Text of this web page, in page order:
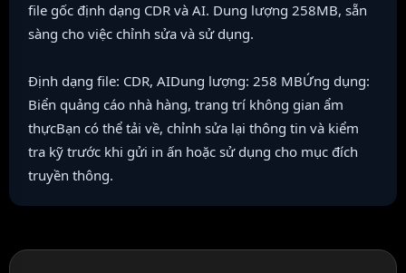
file gốc định dạng CDR và AI. Dung lượng 258MB, sẵn
sàng cho việc chỉnh sửa và sử dụng.
Định dạng file: CDR, AIDung lượng: 258 MBỨng dụng:
Biển quảng cáo nhà hàng, trang trí không gian ẩm
thựcBạn có thể tải về, chỉnh sửa lại thông tin và kiểm
tra kỹ trước khi gửi in ấn hoặc sử dụng cho mục đích
truyền thông.